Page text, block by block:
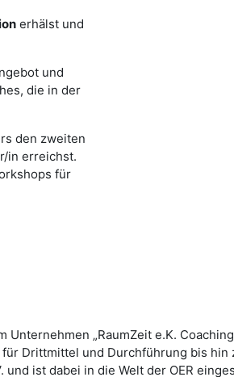
erhälst und
und
die in der
den zweiten
in erreichst.
für
Unternehmen „RaumZeit e.K.
Drittmittel und Durchführung bis
und ist dabei in die Welt der OER